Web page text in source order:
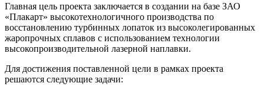
Главная цель проекта заключается в создании на базе ЗАО
«Плакарт» высокотехнологичного производства по
восстановлению турбинных лопаток из высоколегированных
жаропрочных сплавов с использованием технологии
высокопроизводительной лазерной наплавки.
Для достижения поставленной цели в рамках проекта
решаются следующие задачи: